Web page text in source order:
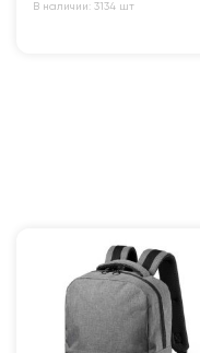
В наличии: 3134 шт